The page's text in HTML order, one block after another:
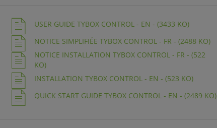
USER GUIDE TYBOX CONTROL - EN - (3433 KO)
NOTICE SIMPLIFIÉE TYBOX CONTROL - FR - (2488 KO)
NOTICE INSTALLATION TYBOX CONTROL - FR - (522
KO)
INSTALLATION TYBOX CONTROL - EN - (523 KO)
QUICK START GUIDE TYBOX CONTROL - EN - (2489 KO)